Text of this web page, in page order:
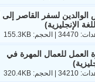
لسفر القاصر إلى
الإنجليزية)
للعمال المهرة في